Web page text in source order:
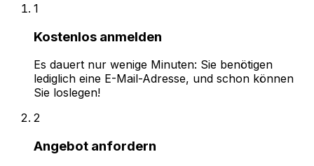
1
Kostenlos anmelden
Es dauert nur wenige Minuten: Sie benötigen
lediglich eine E-Mail-Adresse, und schon können
Sie loslegen!
2
Angebot anfordern